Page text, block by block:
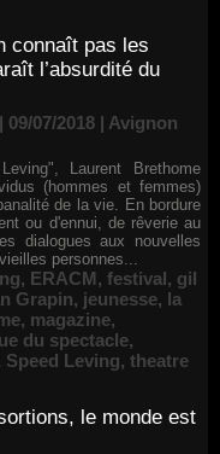
connaît pas les
l’absurdité du
09/07/2018 | Avignon
Laurent Brethome
(hommes et femmes)
de la vie. En bordure
ou d'ennui, de rêverie au
dialogues aux nouvelles
personnes...
, ERACM, festival, gil
Grapin, jeunesse, la
, magazine,
du spectacle,
Speed Leving, theatre
le monde est